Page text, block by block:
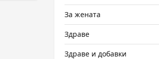
За жената
Здраве
Здраве и добавки